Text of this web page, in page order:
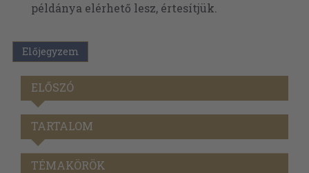
példánya elérhető lesz, értesítjük.
Előjegyzem
ELŐSZÓ
TARTALOM
TÉMAKÖRÖK